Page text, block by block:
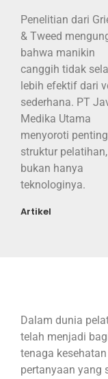
Penelitian dari
& Tweed
bahwa manikin
canggih tidak
lebih efektif dari
sederhana. PT
Medika Utama
menyoroti
struktur pelatihan,
bukan hanya
teknologinya.
Artikel
Dalam dunia
telah menjadi
tenaga
pertanyaan yang